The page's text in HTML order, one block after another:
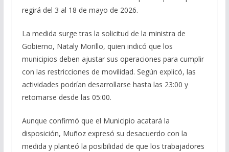
regirá del 3 al 18 de mayo de 2026.
La medida surge tras la solicitud de la ministra de
Gobierno, Nataly Morillo, quien indicó que los
municipios deben ajustar sus operaciones para cumplir
con las restricciones de movilidad. Según explicó, las
actividades podrían desarrollarse hasta las 23:00 y
retomarse desde las 05:00.
Aunque confirmó que el Municipio acatará la
disposición, Muñoz expresó su desacuerdo con la
medida y planteó la posibilidad de que los trabajadores